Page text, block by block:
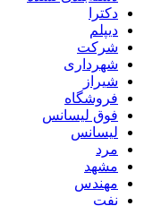
دکترا
دیپلم
شرکت
شهرداری
شیراز
فروشگاه
فوق لیسانس
لیسانس
مرد
مشهد
مهندس
نفت